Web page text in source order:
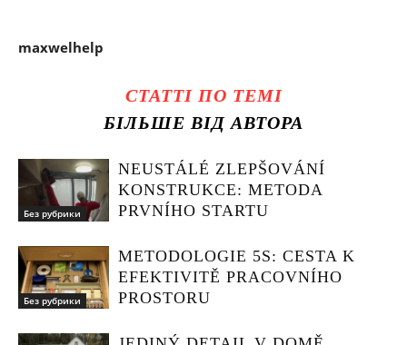
maxwelhelp
СТАТТІ ПО ТЕМІ
БІЛЬШЕ ВІД АВТОРА
Без рубрики
NEUSTÁLÉ ZLEPŠOVÁNÍ
KONSTRUKCE: METODA
PRVNÍHO STARTU
Без рубрики
METODOLOGIE 5S: CESTA K
EFEKTIVITĚ PRACOVNÍHO
PROSTORU